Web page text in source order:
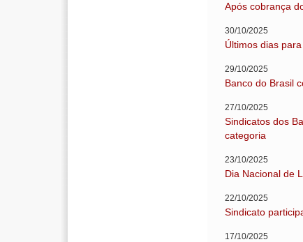
Após cobrança
30/10/2025
Últimos dias
29/10/2025
Banco do Brasil
27/10/2025
Sindicatos dos
categoria
23/10/2025
Dia Nacional de
22/10/2025
Sindicato
17/10/2025